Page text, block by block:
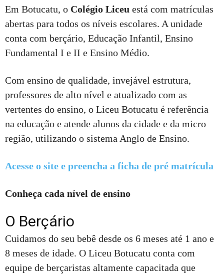
Em Botucatu, o Colégio Liceu está com matrículas
abertas para todos os níveis escolares. A unidade
conta com berçário, Educação Infantil, Ensino
Fundamental I e II e Ensino Médio.
Com ensino de qualidade, invejável estrutura,
professores de alto nível e atualizado com as
vertentes do ensino, o Liceu Botucatu é referência
na educação e atende alunos da cidade e da micro
região, utilizando o sistema Anglo de Ensino.
Acesse o site e preencha a ficha de pré matrícula
Conheça cada nível de ensino
O Berçário
Cuidamos do seu bebê desde os 6 meses até 1 ano e
8 meses de idade. O Liceu Botucatu conta com
equipe de berçaristas altamente capacitada que